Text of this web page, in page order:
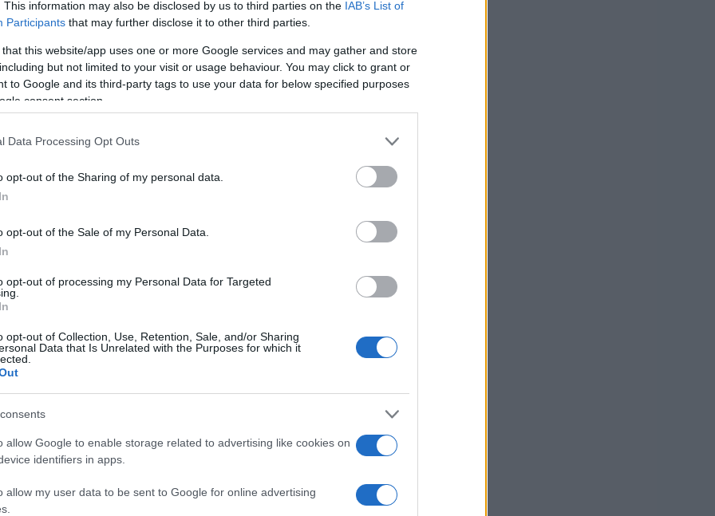
This information may also be disclosed by us to third parties on the IAB’s List of
Participants that may further disclose it to other third parties.
that this website/app uses one or more Google services and may gather and store
but not limited to your visit or usage behaviour. You may click to grant or
to Google and its third-party tags to use your data for below specified purposes
consent section.
Data Processing Opt Outs
opt-out of the Sharing of my personal data.
opt-out of the Sale of my Personal Data.
opt-out of processing my Personal Data for Targeted
opt-out of Collection, Use, Retention, Sale, and/or Sharing
Data that Is Unrelated with the Purposes for which it
allow Google to enable storage related to advertising like cookies on
identifiers in apps.
allow my user data to be sent to Google for online advertising
Gradec
za športne navdušence, bo sledila zabava z glasbo.
prostovoljni prispevki za nakup ultrazvočnega aparata za
tudi predstavniki akcije
nepozaben Zeleni dan.